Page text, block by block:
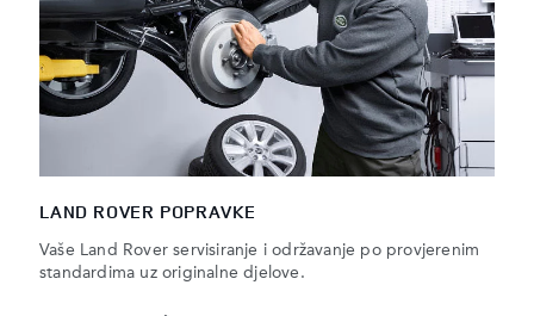
LAND ROVER POPRAVKE
Vaše Land Rover servisiranje i održavanje po provjerenim
standardima uz originalne djelove.